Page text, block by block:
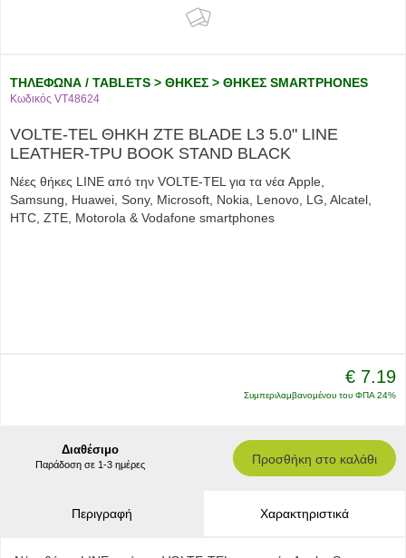
ΤΗΛΕΦΩΝΑ / TABLETS > ΘΗΚΕΣ > ΘΗΚΕΣ SMARTPHONES
Κωδικός VT48624
VOLTE-TEL ΘΗΚΗ ZTE BLADE L3 5.0" LINE
LEATHER-TPU BOOK STAND BLACK
Νέες θήκες LINE από την VOLTE-TEL για τα νέα Apple,
Samsung, Huawei, Sony, Microsoft, Nokia, Lenovo, LG, Alcatel,
HTC, ZTE, Motorola & Vodafone smartphones
€ 7.19
Συμπεριλαμβανομένου του ΦΠΑ 24%
Διαθέσιμο
Παράδοση σε 1-3 ημέρες Προσθήκη στο καλάθι
Περιγραφή Χαρακτηριστικά